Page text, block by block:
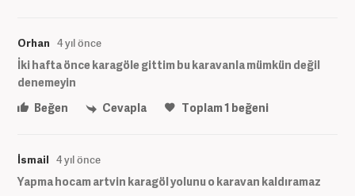
Orhan 4 yıl önce
İki hafta önce karagöle gittim bu karavanla mümkün değil
denemeyin
Beğen
Cevapla Toplam1 beğeni
İsmail 4 yıl önce
Yapma hocam artvin karagöl yolunu o karavan kaldıramaz